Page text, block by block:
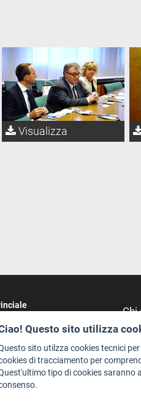
Visualizza
stampa
al n. 100
Chi
Questo sito utilizza
sito utilzza cookies tecnici
di tracciamento per
tipo di cookies saranno